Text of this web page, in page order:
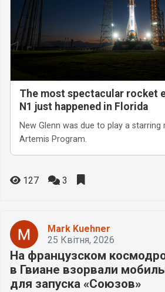
The most spectacular rocket
N1 just happened in Florida
New Glenn was due to play a starring
Artemis Program.
127 3
Mark Kuehner
25 Квітня, 2026
На французском
в Гвиане взорвали
для запуска «Союзов»